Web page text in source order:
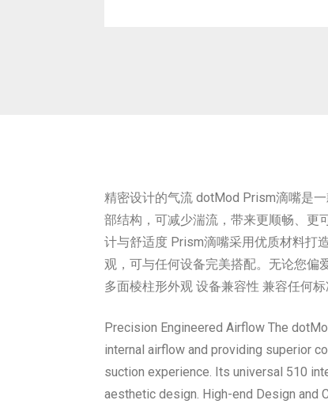
精密设计的气流 dotMod Prism滴嘴是
部结构，可减少湍流，带来更顺畅、更
计与舒适度 Prism滴嘴采用优质材料打
观，可与任何设备完美搭配。无论您偏
多面棱柱形外观 设备兼容性 兼容任何
Precision Engineered Airflow The
internal airflow and providing superior
suction experience. Its universal 510
aesthetic design. High-end Design and